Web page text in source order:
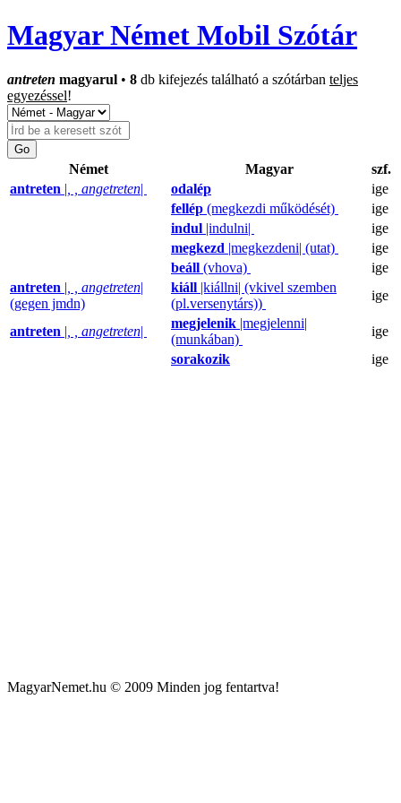
Magyar Német Mobil Szótár
antreten magyarul • 8 db kifejezés található a szótárban teljes
egyezéssel!
Német Magyar
szf.
antreten | , , angetreten| odalép
ige
fellép (megkezdi működését)
ige
indul |indulni|
ige
megkezd |megkezdeni| (utat)
ige
beáll (vhova)
ige
antreten | , , angetreten|
(gegen jmdn)
kiáll |kiállni| (vkivel szemben
(pl.versenytárs))
ige
antreten | , , angetreten|
megjelenik |megjelenni|
(munkában)
ige
sorakozik
ige
MagyarNemet.hu © 2009 Minden jog fentartva!